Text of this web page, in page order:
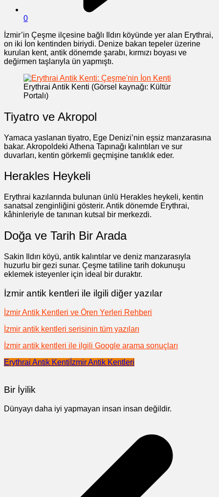
0
İzmir’in Çeşme ilçesine bağlı Ildırı köyünde yer alan Erythrai,
on iki İon kentinden biriydi. Denize bakan tepeler üzerine
kurulan kent, antik dönemde şarabı, kırmızı boyası ve
değirmen taşlarıyla ün yapmıştı.
Erythrai Antik Kenti (Görsel kaynağı: Kültür
Portalı)
Tiyatro ve Akropol
Yamaca yaslanan tiyatro, Ege Denizi’nin eşsiz manzarasına
bakar. Akropoldeki Athena Tapınağı kalıntıları ve sur
duvarları, kentin görkemli geçmişine tanıklık eder.
Herakles Heykeli
Erythrai kazılarında bulunan ünlü Herakles heykeli, kentin
sanatsal zenginliğini gösterir. Antik dönemde Erythrai,
kâhinleriyle de tanınan kutsal bir merkezdi.
Doğa ve Tarih Bir Arada
Sakin Ildırı köyü, antik kalıntılar ve deniz manzarasıyla
huzurlu bir gezi sunar. Çeşme tatiline tarih dokunuşu
eklemek isteyenler için ideal bir duraktır.
İzmir antik kentleri ile ilgili diğer yazılar
İzmir Antik Kentleri ve Ören Yerleri Rehberi
İzmir antik kentleri serisinin tüm yazıları
İzmir antik kentleri ile ilgili Google arama sonuçları
Erythrai Antik Kenti İzmir Antik Kentleri
Bir İyilik
Dünyayı daha iyi yapmayan insan insan değildir.